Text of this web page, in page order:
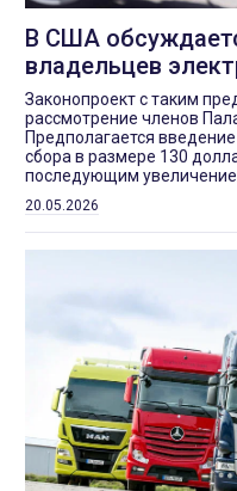
В США
владельцев
Законопроект с таким
рассмотрение членов
Предполагается
сбора в размере 130
последующим
20.05.2026